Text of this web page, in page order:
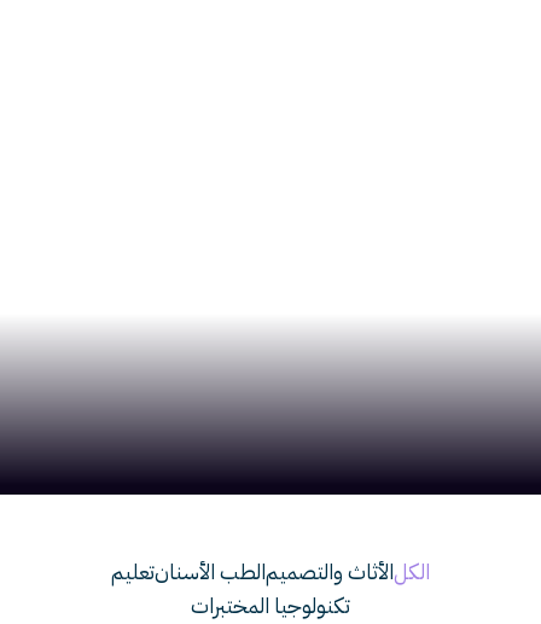
الكلالأثاث والتصميمالطب الأسنانتعليم
تكنولوجيا المختبرات